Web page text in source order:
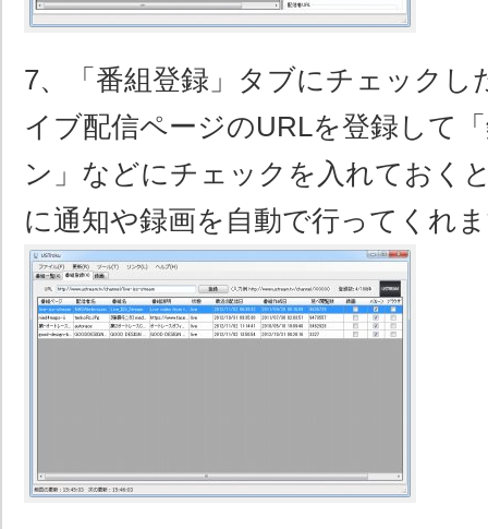
7、「番組登録」タブにチェックし
イブ配信ページのURLを登録して
ン」などにチェックを入れておく
に通知や録画を自動で行ってくれ